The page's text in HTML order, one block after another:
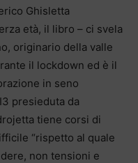
Ghisletta
età, il libro – ci svela
originario della valle
il lockdown ed è il
in seno
presieduta da
tiene corsi di
“rispetto al quale
non tensioni e